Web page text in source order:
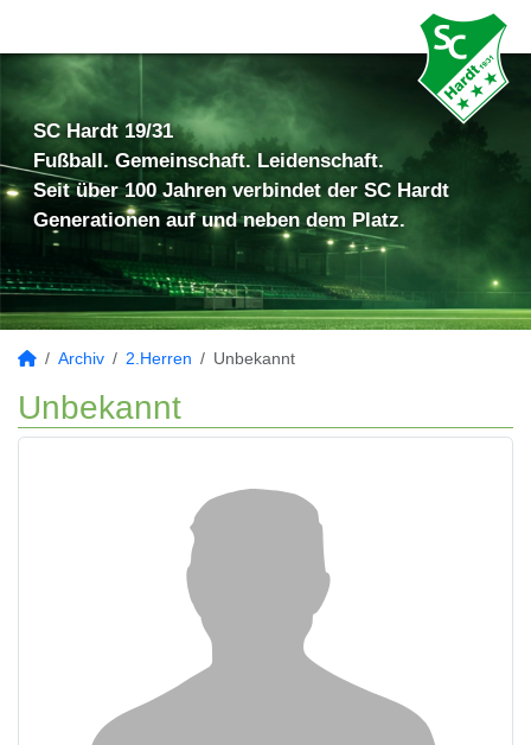
SC Hardt 19/31
Fußball. Gemeinschaft. Leidenschaft.
Seit über 100 Jahren verbindet der SC Hardt
Generationen auf und neben dem Platz.
Archiv 2.Herren Unbekannt
Unbekannt